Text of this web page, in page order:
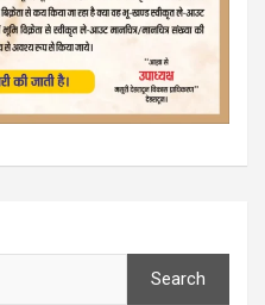
Search